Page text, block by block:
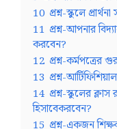
10 প্রশ্ন-স্কুলে
11 প্রশ্ন-আপনার
করবেন?
12 প্রশ্ন-কর্মপত্রের
13 প্রশ্ন-
14 প্রশ্ন-স্কুলের
হিসাবেকরবেন?
15 প্রশ্ন-একজন